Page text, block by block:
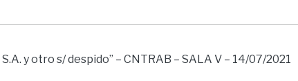
y otro s/ despido” – CNTRAB – SALA V – 14/07/2021